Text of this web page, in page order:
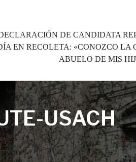
DE CANDIDATA
EN RECOLETA: «CONOZCO LA
ABUELO DE MIS
USACH